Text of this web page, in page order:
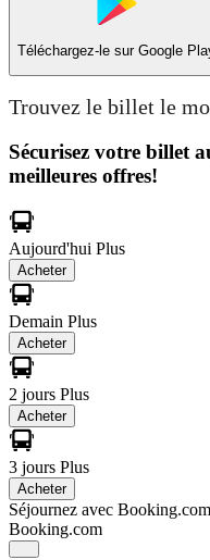
Téléchargez-le sur Google
Trouvez le billet le
Sécurisez votre billet
meilleures offres!
Aujourd'hui Plus
Acheter
Demain Plus
Acheter
2 jours Plus
Acheter
3 jours Plus
Acheter
Séjournez avec Booking.com
Booking.com